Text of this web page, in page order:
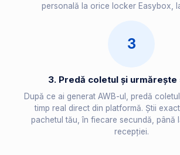
personală la orice locker Easybox,
3
3. Predă coletul și urmărește
După ce ai generat AWB-ul, predă
timp real direct din platformă. Știi
pachetul tău, în fiecare secundă, până
recepției.